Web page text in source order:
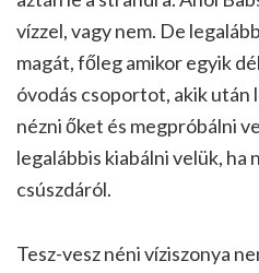
vízzel, vagy nem. De
magát, főleg amikor egyik
óvodás csoportot, akik után
nézni őket és megpróbálni
legalábbis kiabálni velük, ha
csúszdáról.
Tesz-vesz néni víziszonya